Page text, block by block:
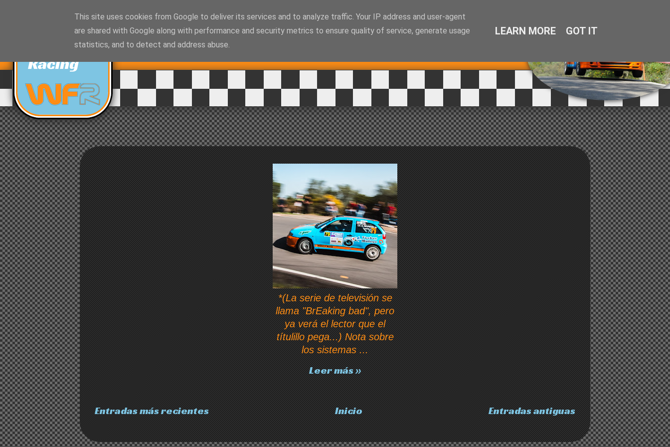
EQUIPO DE
MENÚ
Sierra Morena
*(La serie de televisión se
llama "BrEaking bad", pero
ya verá el lector que el
títulillo pega...) Nota sobre
los sistemas ...
Leer más »
Entradas más recientes Entradas antiguas
Inicio
This site uses cookies from Google to deliver its services and to analyze traffic. Your IP address and user-agent
are shared with Google along with performance and security metrics to ensure quality of service, generate usage
statistics, and to detect and address abuse.
LEARN MORE GOT IT